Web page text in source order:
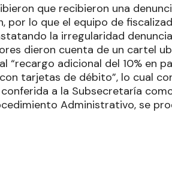
que recibieron una
por lo que el equipo de
la irregularidad
dieron cuenta de un cartel
“recargo adicional del 10% en
tarjetas de débito”, lo cual
a la Subsecretaría
Administrativo, se